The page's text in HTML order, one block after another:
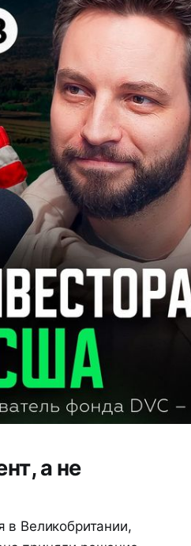
а не
в Великобритании,